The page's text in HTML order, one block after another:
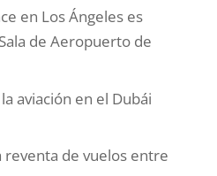
en Los Ángeles es
de Aeropuerto de
aviación en el Dubái
reventa de vuelos entre